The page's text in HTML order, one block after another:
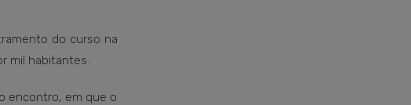
do curso na
mil habitantes.
encontro, em que o